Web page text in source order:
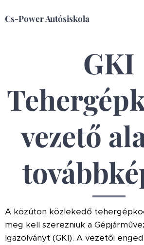
Cs-Power Autósiskola
GKI
vezető
A közúton közlekedő
meg kell szerezniük a
Igazolványt (GKI). A vezetői